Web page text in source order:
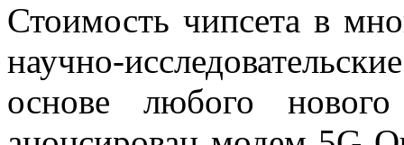
Стоимость чипсета в
научно-
основе любого